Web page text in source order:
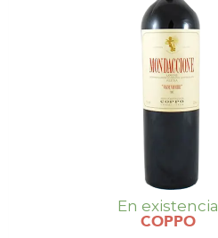
En existencia
COPPO